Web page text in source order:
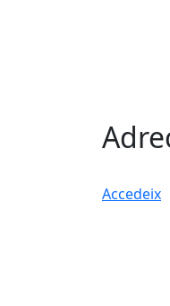
Accedeix